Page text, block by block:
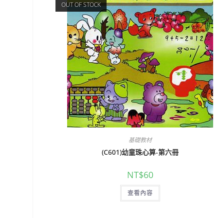
OUT OF STOCK
基礎教材
(C601)幼童珠心算-第六冊
NT$60
查看內容